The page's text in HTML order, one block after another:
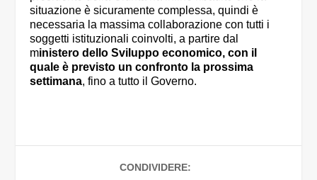
situazione è sicuramente complessa, quindi è
necessaria la massima collaborazione con tutti i
soggetti istituzionali coinvolti, a partire dal
ministero dello Sviluppo economico, con il
quale è previsto un confronto la prossima
settimana, fino a tutto il Governo.
CONDIVIDERE: